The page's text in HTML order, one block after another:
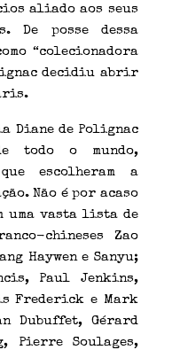
aliado aos seus
De posse dessa
“colecionadora
decidiu abrir
Diane de Polignac
todo o mundo,
escolheram a
Não é por acaso
uma vasta lista de
chineses Zao
Haywen e Sanyu;
Paul Jenkins,
Frederick e Mark
Dubuffet, Gérard
Pierre Soulages,